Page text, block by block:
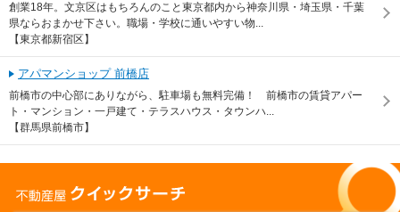
創業18年。文京区はもちろんのこと東京都内から神奈川県・埼玉県・千葉
県ならおまかせ下さい。職場・学校に通いやすい物...
【東京都新宿区】
アパマンショップ 前橋店
前橋市の中心部にありながら、駐車場も無料完備！ 前橋市の賃貸アパー
ト・マンション・一戸建て・テラスハウス・タウンハ...
【群馬県前橋市】